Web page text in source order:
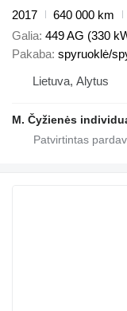
2017
640 000 km
Galia 449 AG (330
Pakaba spyruoklė/
Lietuva, Alytus
M. Čyžienės